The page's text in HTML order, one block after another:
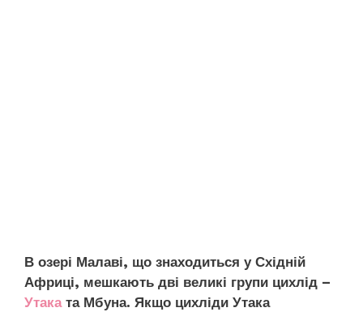
В озері Малаві, що знаходиться у Східній
Африці, мешкають дві великі групи цихлід –
Утаката Мбуна. Якщо цихліди Утака